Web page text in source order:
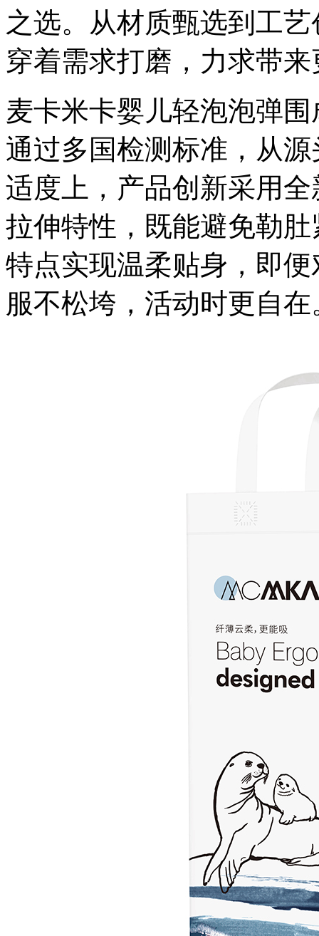
之选。从材质甄选到工
穿着需求打磨，力求带
麦卡米卡婴儿轻泡泡弹
通过多国检测标准，从
适度上，产品创新采用
拉伸特性，既能避免勒
特点实现温柔贴身，即
服不松垮，活动时更自在